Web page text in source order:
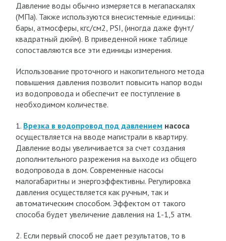
Давление воды обычно измеряется в мегапаскалях
(МПа). Также используются внесистемные единицы:
бары, атмосферы, кгс/см2, PSI, (иногда даже фунт/
квадратный дюйм). В приведенной ниже таблице
сопоставляются все эти единицы измерения.
Использование проточного и накопительного метода
повышения давления позволит повысить напор воды
из водопровода и обеспечит ее поступление в
необходимом количестве.
1. Врезка в водопровод под давлением насоса
осуществляется на вводе магистрали в квартиру.
Давление воды увеличивается за счет создания
дополнительного разрежения на выходе из общего
водопровода в дом. Современные насосы
малогабаритны и энергоэффективны. Регулировка
давления осуществляется как ручным, так и
автоматическим способом. Эффектом от такого
способа будет увеличение давления на 1-1,5 атм.
2. Если первый способ не дает результатов, то в